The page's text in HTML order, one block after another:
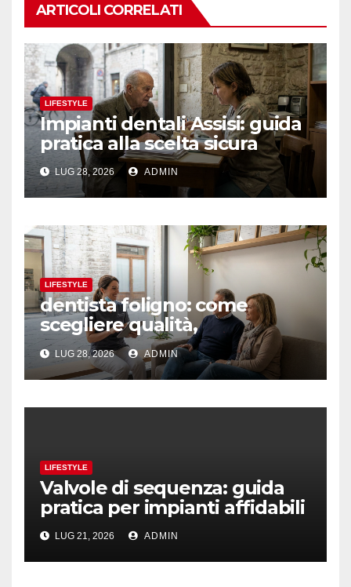
ARTICOLI CORRELATI
LIFESTYLE
Impianti dentali Assisi: guida
pratica alla scelta sicura
LUG 28, 2026 ADMIN
LIFESTYLE
dentista foligno: come
scegliere qualità,
prevenzione e fiducia
LUG 28, 2026 ADMIN
LIFESTYLE
Valvole di sequenza: guida
pratica per impianti affidabili
LUG 21, 2026 ADMIN